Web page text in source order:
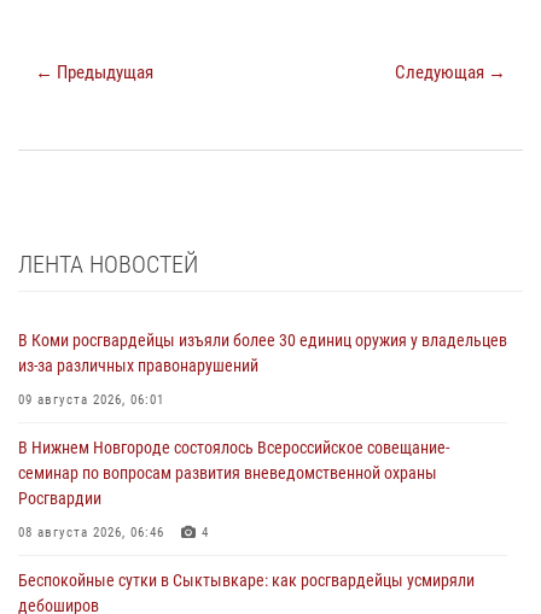
← Предыдущая Следующая →
ЛЕНТА НОВОСТЕЙ
В Коми росгвардейцы изъяли более 30 единиц оружия у владельцев
из-за различных правонарушений
09 августа 2026, 06:01
В Нижнем Новгороде состоялось Всероссийское совещание-
семинар по вопросам развития вневедомственной охраны
Росгвардии
08 августа 2026, 06:46 4
Беспокойные сутки в Сыктывкаре: как росгвардейцы усмиряли
дебоширов